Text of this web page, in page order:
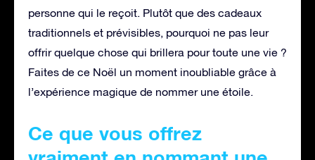
personne qui le reçoit. Plutôt que des cadeaux
traditionnels et prévisibles, pourquoi ne pas leur
offrir quelque chose qui brillera pour toute une vie ?
Faites de ce Noël un moment inoubliable grâce à
l’expérience magique de nommer une étoile.
Ce que vous offrez